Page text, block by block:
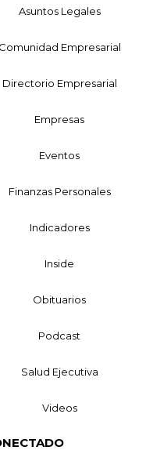
Asuntos Legales
Comunidad Empresarial
Directorio Empresarial
Empresas
Eventos
Finanzas Personales
Indicadores
Inside
Obituarios
Podcast
Salud Ejecutiva
Videos